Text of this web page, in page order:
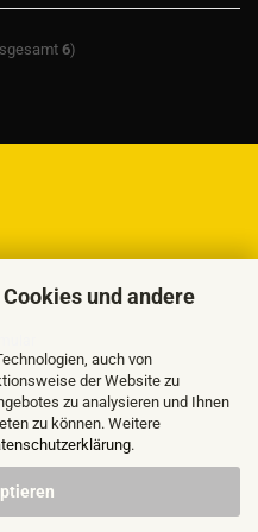
und andere
auch von
der Website zu
zu analysieren und Ihnen
zu können. Weitere
.
6)